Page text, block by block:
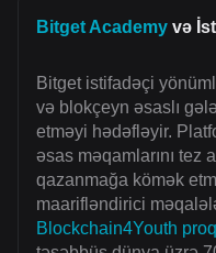
Bitget Academy və
Bitget istifadəçi
və blokçeyn əsaslı
etməyi hədəfləyir.
əsas məqamlarını tez
qazanmağa kömək
maarifləndirici
Blockchain4Youth